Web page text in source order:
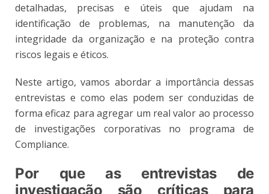
detalhadas, precisas e úteis que ajudam na
identificação de problemas, na manutenção da
integridade da organização e na proteção contra
riscos legais e éticos.
Neste artigo, vamos abordar a importância dessas
entrevistas e como elas podem ser conduzidas de
forma eficaz para agregar um real valor ao processo
de investigações corporativas no programa de
Compliance.
Por que as entrevistas de
investigação são críticas para